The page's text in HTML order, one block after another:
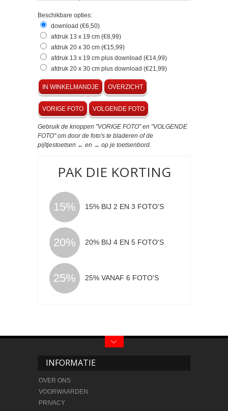
Beschikbare opties:
download (€6,50)
afdruk 13 x 19 cm (€8,99)
afdruk 20 x 30 cm (€15,99)
afdruk 13 x 19 cm plus download (€14,99)
afdruk 20 x 30 cm plus download (€21,99)
IN WINKELMANDJE OVERZICHT
VORIGE FOTO VOLGENDE FOTO
Gebruik de knoppen "VORIGE FOTO" en "VOLGENDE
FOTO" om door de foto's te bladeren of de
pijltjestoetsen ← en → op je toetsenbord.
PAK DIE KORTING
15% 15% BIJ 2 EN 3 FOTO'S
20% 20% BIJ 4 EN 5 FOTO'S
25% 25% VANAF 6 FOTO'S
INFORMATIE
OVER ONS
VOORWAARDEN
PRIVACY